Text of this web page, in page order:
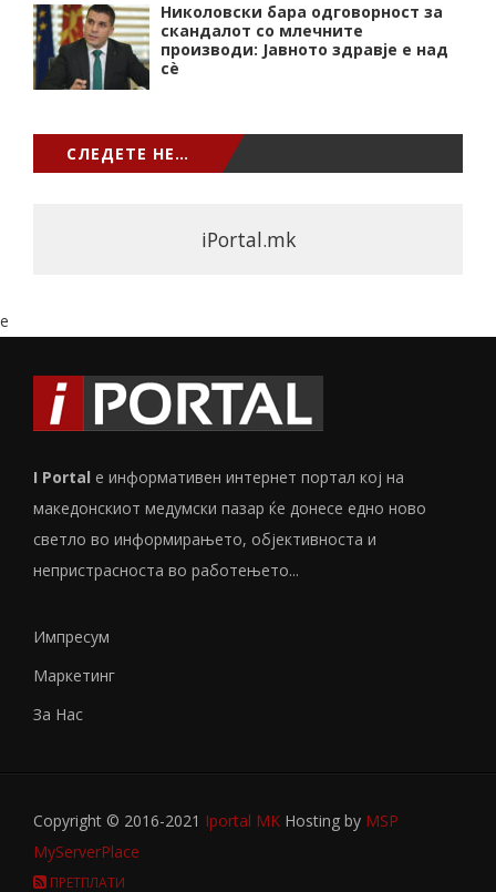
Николовски бара одговорност за
скандалот со млечните
производи: Јавното здравје е над
сѐ
СЛЕДЕТЕ НЕ…
iPortal.mk
e
I Portal е информативен интернет портал кој на
македонскиот медумски пазар ќе донесе едно ново
светло во информирањето, објективноста и
непристрасноста во работењето...
Импресум
Маркетинг
За Нас
Copyright © 2016-2021 Iportal MK Hosting by MSP
MyServerPlace
ПРЕТПЛАТИ